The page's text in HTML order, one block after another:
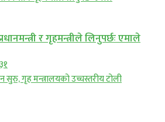
र गृहमन्त्रीले लिनुपर्छः एमाले